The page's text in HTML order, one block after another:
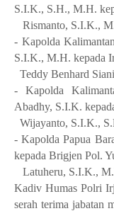
S.I.K., S.H., M.H.
Rismanto, S.I.K.,
- Kapolda
S.I.K., M.H. kepada
Teddy Benhard
- Kapolda
Abadhy, S.I.K.
Wijayanto, S.I.K.,
- Kapolda Papua
kepada Brigjen Pol.
Latuheru, S.I.K.,
Kadiv Humas Polri
serah terima jabatan